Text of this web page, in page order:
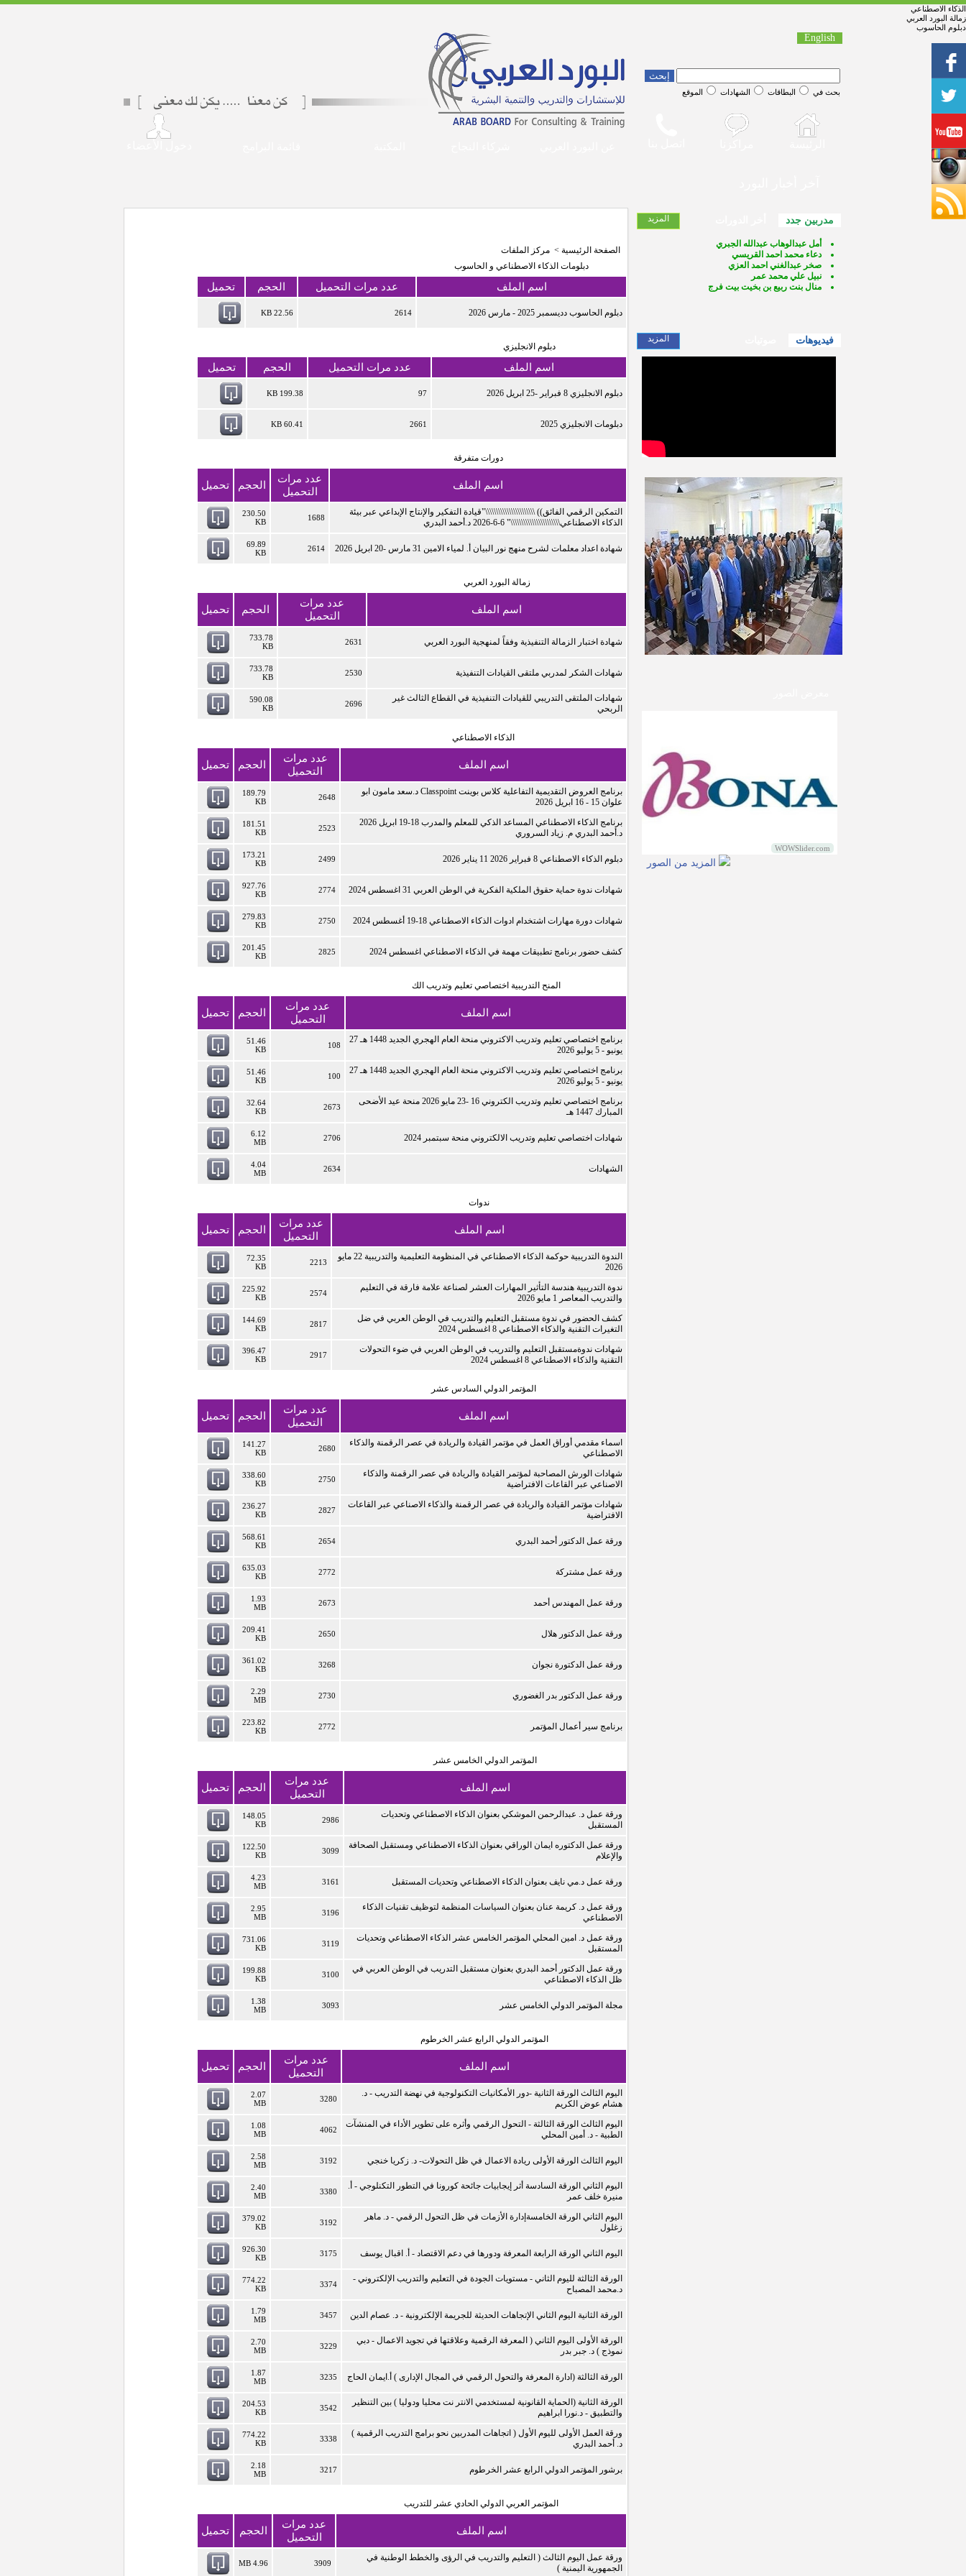
الذكاء الاصطناعي
زمالة البورد العربي
دبلوم الحاسوب
English
بحث في البطاقات الشهادات الموقع
الصفحة الرئيسية > مركز الملفات
دبلومات الذكاء الاصطناعي و الحاسوب
اسم الملف عدد مرات التحميل الحجم تحميل
دبلوم الحاسوب دديسمبر 2025 - مارس 2026 2614
22.56 KB
دبلوم الانجليزي
اسم الملف عدد مرات التحميل الحجم تحميل
دبلوم الانجليزي 8 فبراير -25 ابريل 2026 97
199.38 KB
دبلومات الانجليزي 2025 2661
60.41 KB
دورات متفرقة
اسم الملف
عدد مرات
التحميل
الحجم تحميل
التمكين الرقمي الفائق)) \\\\\\\\\\\\\\\\\\\\\\\"قيادة التفكير والإنتاج الإبداعي عبر بيئة
الذكاء الاصطناعي\\\\\\\\\\\\\\\\\\\\\\\" 6-6-2026 د.أحمد البدري
1688
230.50
KB
شهادة اعداد معلمات لشرح منهج نور البيان أ. لمياء الامين 31 مارس -20 ابريل 2026 2614
69.89
KB
زمالة البورد العربي
اسم الملف
عدد مرات
التحميل
الحجم تحميل
شهادة اختبار الزمالة التنفيذية وفقاً لمنهجية البورد العربي 2631
733.78
KB
شهادات الشكر لمدربي ملتقى القيادات التنفيذية 2530
733.78
KB
شهادات الملتقى التدريبي للقيادات التنفيذية في القطاع الثالث غير
الربحي
2696
590.08
KB
الذكاء الاصطناعي
اسم الملف
عدد مرات
التحميل
الحجم تحميل
برنامج العروض التقديمية التفاعلية كلاس بوينت Classpoint د.سعد مامون ابو
علوان 15 - 16 ابريل 2026
2648
189.79
KB
برنامج الذكاء الاصطناعي المساعد الذكي للمعلم والمدرب 18-19 ابريل 2026
د.أحمد البدري م. زياد السروري
2523
181.51
KB
دبلوم الذكاء الاصطناعي 8 فبراير 2026 11 يناير 2026 2499
173.21
KB
شهادات ندوة حماية حقوق الملكية الفكرية في الوطن العربي 31 اغسطس 2024 2774
927.76
KB
شهادات دورة مهارات اشتخدام ادوات الذكاء الاصطناعي 18-19 أغسطس 2024 2750
279.83
KB
كشف حضور برنامج تطبيقات مهمة في الذكاء الاصطناعي اغسطس 2024 2825
201.45
KB
المنح التدريبية اختصاصي تعليم وتدريب الك
اسم الملف
عدد مرات
التحميل
الحجم تحميل
برنامج اختصاصي تعليم وتدريب الاكتروني منحة العام الهجري الجديد 1448 هـ 27
يونيو - 5 يوليو 2026
108
51.46
KB
برنامج اختصاصي تعليم وتدريب الاكتروني منحة العام الهجري الجديد 1448 هـ 27
يونيو - 5 يوليو 2026
100
51.46
KB
برنامج اختصاصي تعليم وتدريب الكتروني 16 -23 مايو 2026 منحة عيد الأضحى
المبارك 1447 هـ
2673
32.64
KB
شهادات اختصاصي تعليم وتدريب الالكتروني منحة سبتمبر 2024 2706
6.12
MB
الشهادات 2634
4.04
MB
ندوات
اسم الملف
عدد مرات
التحميل
الحجم تحميل
الندوة التدريبية حوكمة الذكاء الاصطناعي في المنظومة التعليمية والتدريبية 22 مايو
2026
2213
72.35
KB
ندوة التدريبية هندسة التأثير المهارات العشر لصناعة علامة فارقة في التعليم
والتدريب المعاصر 1 مايو 2026
2574
225.92
KB
كشف الحضور في ندوة مستقبل التعليم والتدريب في الوطن العربي في ضل
التغيرات التقنية والذكاء الاصطناعي 8 اغسطس 2024
2817
144.69
KB
شهادات ندوةمستقبل التعليم والتدريب في الوطن العربي في ضوء التحولات
التقنية والذكاء الاصطناعي 8 اغسطس 2024
2917
396.47
KB
المؤتمر الدولي السادس عشر
اسم الملف
عدد مرات
التحميل
الحجم تحميل
اسماء مقدمي أوراق العمل في مؤتمر القيادة والريادة في عصر الرقمنة والذكاء
الاصطناعي
2680
141.27
KB
شهادات الورش المصاحبة لمؤتمر القيادة والريادة في عصر الرقمنة والذكاء
الاصناعي عبر القاعات الافتراضية
2750
338.60
KB
شهادات مؤتمر القيادة والريادة في عصر الرقمنة والذكاء الاصناعي عبر القاعات
الافتراضية
2827
236.27
KB
ورقة عمل الدكتور أحمد البدري 2654
568.61
KB
ورقة عمل مشتركة 2772
635.03
KB
ورقة عمل المهندس أحمد 2673
1.93
MB
ورقة عمل الدكتور هلال 2650
209.41
KB
ورقة عمل الدكتورة نجوان 3268
361.02
KB
ورقة عمل الدكتور بدر الغضوري 2730
2.29
MB
برنامج سير أعمال المؤتمر 2772
223.82
KB
المؤتمر الدولي الخامس عشر
اسم الملف
عدد مرات
التحميل
الحجم تحميل
ورقة عمل د. عبدالرحمن الموشكي بعنوان الذكاء الاصطناعي وتحديات
المستقبل
2986
148.05
KB
ورقة عمل الدكتوره ايمان الوراقي بعنوان الذكاء الاصطناعي ومستقبل الصحافة
والإعلام
3099
122.50
KB
ورقة عمل د.مي نايف بعنوان الذكاء الاصطناعي وتحديات المستقبل 3161
4.23
MB
ورقة عمل د. كريمة عنان بعنوان السياسات المنظمة لتوظيف تقنيات الذكاء
الاصطناعي
3196
2.95
MB
ورقة عمل د. امين المحلي المؤتمر الخامس عشر الذكاء الاصطناعي وتحديات
المستقبل
3119
731.06
KB
ورقة عمل الدكتور أحمد البدري بعنوان مستقبل التدريب في الوطن العربي في
ظل الذكاء الاصطناعي
3100
199.88
KB
مجلة المؤتمر الدولي الخامس عشر 3093
1.38
MB
المؤتمر الدولي الرابع عشر الخرطوم
اسم الملف
عدد مرات
التحميل
الحجم تحميل
اليوم الثالث الورقة الثانية -دور الأمكانيات التكنولوجية في نهضة التدريب - د.
هشام عوض الكريم
3280
2.07
MB
اليوم الثالث الورقة الثالثة - التحول الرقمي وأثره على تطوير الأداء في المنشآت
الطبية - د. أمين المحلي
4062
1.08
MB
اليوم الثالث الورقة الأولى ريادة الاعمال في ظل التحولات- د. زكريا خنجي 3192
2.58
MB
اليوم الثاني الورقة السادسة أثر إيجابيات جائحة كورونا في التطور التكنلوجي - أ.
منيرة خلف عمر
3380
2.40
MB
اليوم الثاني الورقة الخامسةإدارة الأزمات في ظل التحول الرقمي - د. ماهر
زغلول
3192
379.02
KB
اليوم الثاني الورقة الرابعة المعرفة ودورها في دعم الاقتصاد - أ. اقبال يوسف 3175
926.30
KB
الورقة الثالثة لليوم الثاني - مستويات الجودة في التعليم والتدريب الإلكتروني -
د.محمد المصباح
3374
774.22
KB
الورقة الثانية اليوم الثاني الإتجاهات الحديثة للجريمة الإلكترونية - د. عصام الدين 3457
1.79
MB
الورقة الأولى اليوم الثاني ( المعرفة الرقمية وعلاقتها في تجويد الاعمال - دبي
نموذج ) د. جبر بدر
3229
2.70
MB
الورقة الثالثة (ادارة المعرفة والتحول الرقمي في المجال الإدارى ) أ.ايمان الحاج 3235
1.87
MB
الورقة الثانية (الحماية القانونية لمستخدمي الانتر نت محليا ودوليا ) بين التنظير
والتطبيق - د.نورا ابراهيم
3542
204.53
KB
ورقة العمل الأولى لليوم الأول ( اتجاهات المدربين نحو برامج التدريب الرقمية )
د. أحمد البدري
3338
774.22
KB
برشور المؤتمر الدولي الرابع عشر الخرطوم 3217
2.18
MB
المؤتمر العربي الدولي الحادي عشر للتدريب
اسم الملف
عدد مرات
التحميل
الحجم تحميل
ورقة عمل اليوم الثالث ( التعليم والتدريب في الرؤى والخطط الوطنية في
الجمهورية اليمنية )
3909
4.96 MB
مدربين جدد المزيد
أمل عبدالوهاب عبدالله الجبري
دعاء محمد احمد القريسي
صخر عبدالغني احمد العزي
نبيل علي محمد عمر
منال بنت ربيع بن بخيت بيت فرج
فيديوهات المزيد
WOWSlider.com
المزيد من الصور